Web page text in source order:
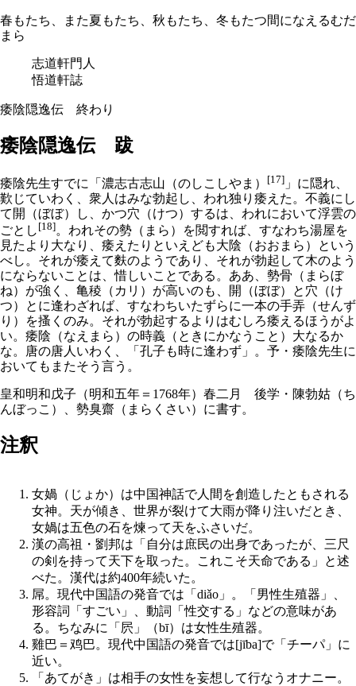
春もたち、また夏もたち、秋もたち、冬もたつ間になえるむだ
まら
志道軒門人
悟道軒誌
痿陰隠逸伝 終わり
痿陰隠逸伝 跋
痿陰先生すでに「濃志古志山（のしこしやま） [17] 」に隠れ、
歎じていわく、衆人はみな勃起し、われ独り痿えた。不義にし
て開（ぼぼ）し、かつ穴（けつ）するは、われにおいて浮雲の
ごとし [18]。われその勢（まら）を閲すれば、すなわち湯屋を
見たより大なり、痿えたりといえども大陰（おおまら）という
べし。それが痿えて麩のようであり、それが勃起して木のよう
にならないことは、惜しいことである。ああ、勢骨（まらぼ
ね）が強く、亀稜（カリ）が高いのも、開（ぼぼ）と穴（け
つ）とに逢わざれば、すなわちいたずらに一本の手弄（せんず
り）を搔くのみ。それが勃起するよりはむしろ痿えるほうがよ
い。痿陰（なえまら）の時義（ときにかなうこと）大なるか
な。唐の唐人いわく、「孔子も時に逢わず」。予・痿陰先生に
おいてもまたそう言う。
皇和明和戊子（明和五年＝1768年）春二月 後学・陳勃姑（ち
んぼっこ）、勢臭齋（まらくさい）に書す。
注釈
女媧（じょか）は中国神話で人間を創造したともされる
女神。天が傾き、世界が裂けて大雨が降り注いだとき、
女媧は五色の石を煉って天をふさいだ。
漢の高祖・劉邦は「自分は庶民の出身であったが、三尺
の剣を持って天下を取った。これこそ天命である」と述
べた。漢代は約400年続いた。
屌。現代中国語の発音では「diǎo」。「男性生殖器」、
形容詞「すごい」、動詞「性交する」などの意味があ
る。ちなみに「屄」（bī）は女性生殖器。
雞巴＝鸡巴。現代中国語の発音では[jība]で「チーパ」に
近い。
「あてがき」は相手の女性を妄想して行なうオナニー。